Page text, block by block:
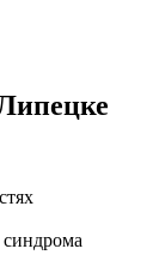
синдрома